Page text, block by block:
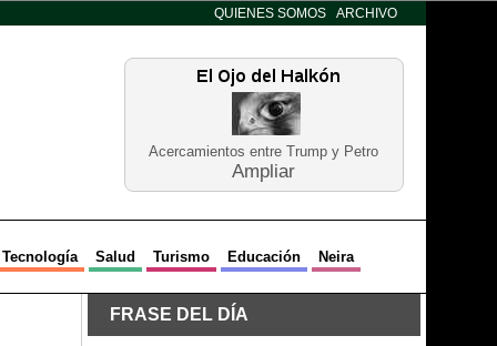
QUIENES SOMOS ARCHIVO
Acercamientos entre Trump y Petro
Ampliar
Tecnología Salud Turismo Educación Neira
FRASE DEL DÍA